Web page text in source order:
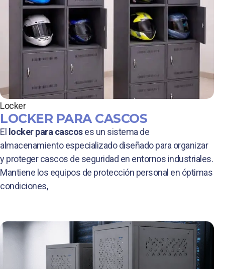
Locker
LOCKER PARA CASCOS
El locker para cascoses un sistema de
almacenamiento especializado diseñado para organizar
y proteger cascos de seguridad en entornos industriales.
Mantiene los equipos de protección personal en óptimas
condiciones,